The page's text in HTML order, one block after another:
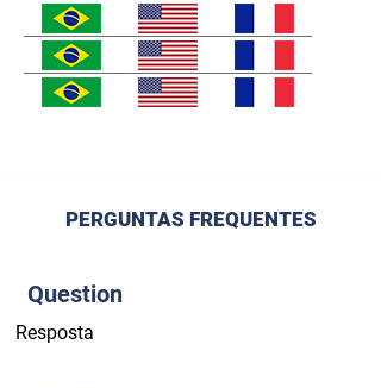
PERGUNTAS FREQUENTES
Question
Resposta